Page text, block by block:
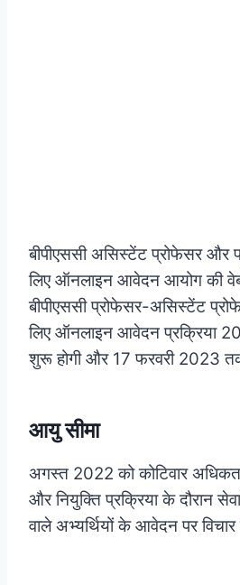
बीपीएससी असिस्टेंट प्रोफेसर और
लिए ऑनलाइन आवेदन आयोग की
बीपीएससी प्रोफेसर-असिस्टेंट
लिए ऑनलाइन आवेदन प्रक्रिया
शुरू होगी और 17 फरवरी 2023
आयु सीमा
अगस्त 2022 को कोटिवार
और नियुक्ति प्रक्रिया के दौरान
वाले अभ्यर्थियों के आवेदन पर विचार